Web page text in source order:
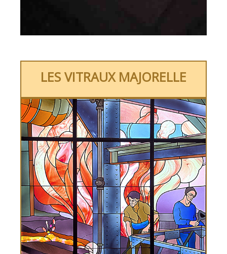
LES VITRAUX MAJORELLE